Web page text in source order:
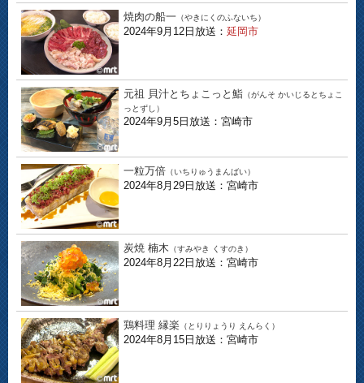
焼肉の船一 （やきにくのふないち）
2024年9月12日放送： 延岡市
元祖 貝汁とちょこっと鮨 （がんそ かいじるとちょこ
っとずし）
2024年9月5日放送：宮崎市
一粒万倍 （いちりゅうまんばい）
2024年8月29日放送：宮崎市
炭焼 楠木 （すみやき くすのき）
2024年8月22日放送：宮崎市
鶏料理 縁楽 （とりりょうり えんらく）
2024年8月15日放送：宮崎市